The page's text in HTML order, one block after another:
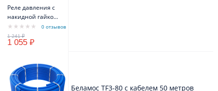
Реле давления с
накидной гайкой
VODOS PM/5 1/4" -
FG 16A(10A) IP44
0 отзывов
1 055 ₽
Описание
Скважинный насос Беламос TF3-80 с кабелем 50 метров